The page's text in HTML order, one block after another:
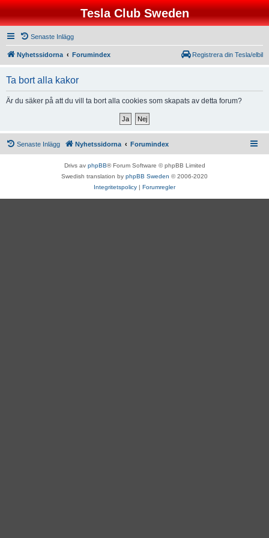
Tesla Club Sweden
Senaste Inlägg
Nyhetssidorna Forumindex Registrera din Tesla/elbil
Ta bort alla kakor
Är du säker på att du vill ta bort alla cookies som skapats av detta forum?
Senaste Inlägg Nyhetssidorna Forumindex
Drivs av phpBB® Forum Software © phpBB Limited
Swedish translation by phpBB Sweden © 2006-2020
Integritetspolicy | Forumregler